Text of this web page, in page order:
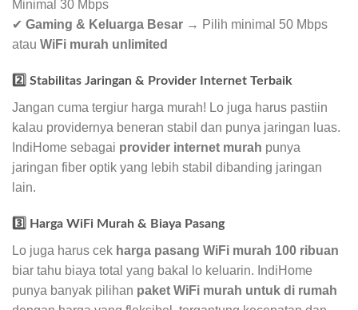
Minimal 30 Mbps
✔ Gaming & Keluarga Besar → Pilih minimal 50 Mbps
atau WiFi murah unlimited
2️⃣ Stabilitas Jaringan & Provider Internet Terbaik
Jangan cuma tergiur harga murah! Lo juga harus pastiin
kalau providernya beneran stabil dan punya jaringan luas.
IndiHome sebagai provider internet murah punya
jaringan fiber optik yang lebih stabil dibanding jaringan
lain.
3️⃣ Harga WiFi Murah & Biaya Pasang
Lo juga harus cek harga pasang WiFi murah 100 ribuan
biar tahu biaya total yang bakal lo keluarin. IndiHome
punya banyak pilihan paket WiFi murah untuk di rumah